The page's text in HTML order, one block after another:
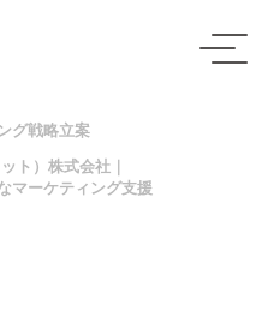
グ戦略立案
ト）株式会社｜
マーケティング支援